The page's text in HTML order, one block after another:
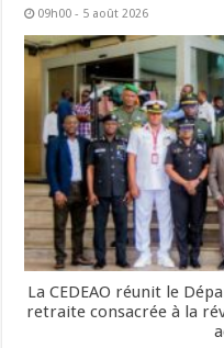
09h00 - 5 août 2026
La CEDEAO réunit le
retraite consacrée à la